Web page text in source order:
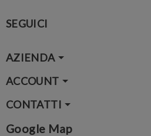
SEGUICI
AZIENDA
ACCOUNT
CONTATTI
Google Map